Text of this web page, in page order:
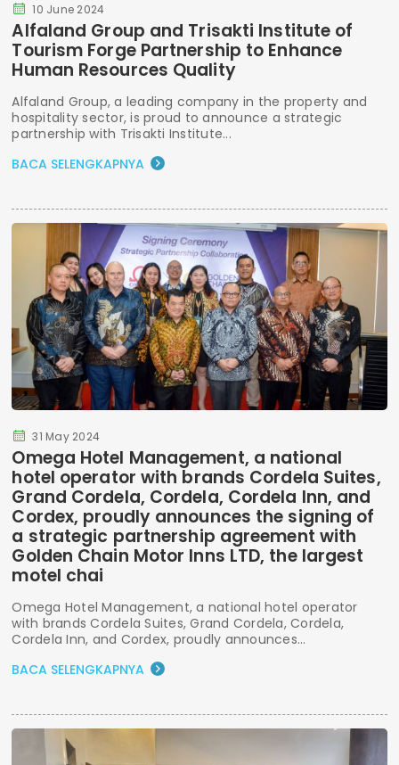
10 June 2024
Alfaland Group and Trisakti Institute of
Tourism Forge Partnership to Enhance
Human Resources Quality
Alfaland Group, a leading company in the property and
hospitality sector, is proud to announce a strategic
partnership with Trisakti Institute...
BACA SELENGKAPNYA
31 May 2024
Omega Hotel Management, a national
hotel operator with brands Cordela Suites,
Grand Cordela, Cordela, Cordela Inn, and
Cordex, proudly announces the signing of
a strategic partnership agreement with
Golden Chain Motor Inns LTD, the largest
motel chai
Omega Hotel Management, a national hotel operator
with brands Cordela Suites, Grand Cordela, Cordela,
Cordela Inn, and Cordex, proudly announces...
BACA SELENGKAPNYA